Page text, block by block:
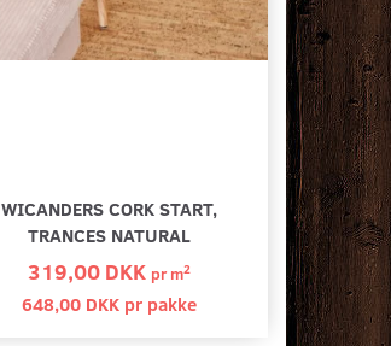
WICANDERS CORK START,
TRANCES NATURAL
319,00 DKK prm2
648,00 DKK pr pakke